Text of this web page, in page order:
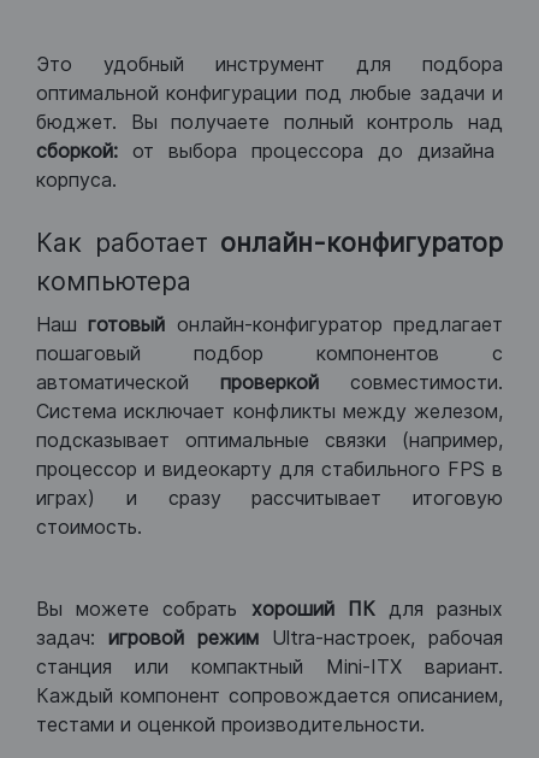
Это удобный инструмент для подбора
оптимальной конфигурации под любые задачи и
бюджет. Вы получаете полный контроль над
сборкой: от выбора процессора до дизайна
корпуса.
Как работает онлайн-конфигуратор
компьютера
Нашготовый онлайн-конфигуратор предлагает
пошаговый подбор компонентов с
автоматической проверкой совместимости.
Система исключает конфликты между железом,
подсказывает оптимальные связки (например,
процессор и видеокарту для стабильного FPS в
играх) и сразу рассчитывает итоговую
стоимость.
Вы можете собрать хороший ПКдля разных
задач: игровой режим Ultra-настроек, рабочая
станция или компактный Mini-ITX вариант.
Каждый компонент сопровождается описанием,
тестами и оценкой производительности.